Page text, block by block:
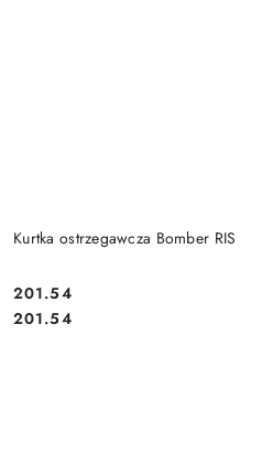
Kurtka ostrzegawcza Bomber RIS
Cena:
201.54
Cena:
201.54